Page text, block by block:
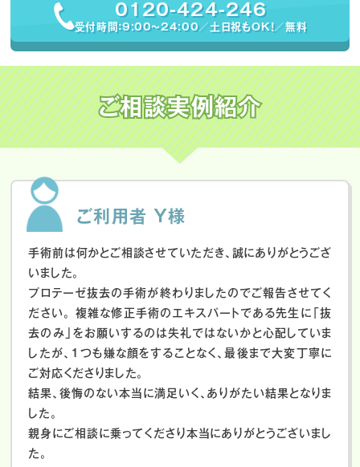
0120-424-246
受付時間：9:00〜24:00／土日祝もOK！／無料
ご相談実例紹介
ご利用者 Y様
手術前は何かとご相談させていただき、誠にありがとうござ
いました。
プロテーゼ抜去の手術が終わりましたのでご報告させてく
ださい。
複雑な修正手術のエキスパートである先生に「抜
去のみ」をお願いするのは失礼ではないかと心配していま
したが、１つも嫌な顔をすることなく、最後まで大変丁寧に
ご対応くださりました。
結果、後悔のない本当に満足いく、ありがたい結果となりま
した。
親身にご相談に乗ってくださり本当にありがとうございまし
た。